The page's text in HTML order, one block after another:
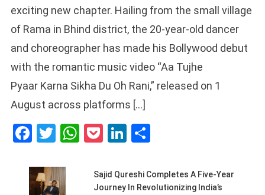
exciting new chapter. Hailing from the small village
of Rama in Bhind district, the 20-year-old dancer
and choreographer has made his Bollywood debut
with the romantic music video “Aa Tujhe
Pyaar Karna Sikha Du Oh Rani,” released on 1
August across platforms […]
Facebook
Twitter
WhatsApp
PocketLinkedIn
Sajid Qureshi Completes A Five-Year
Journey In Revolutionizing India’s